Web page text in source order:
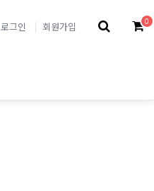
로그인 회원가입 0